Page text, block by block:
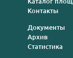
Контакты
Документы
Архив
Статистика